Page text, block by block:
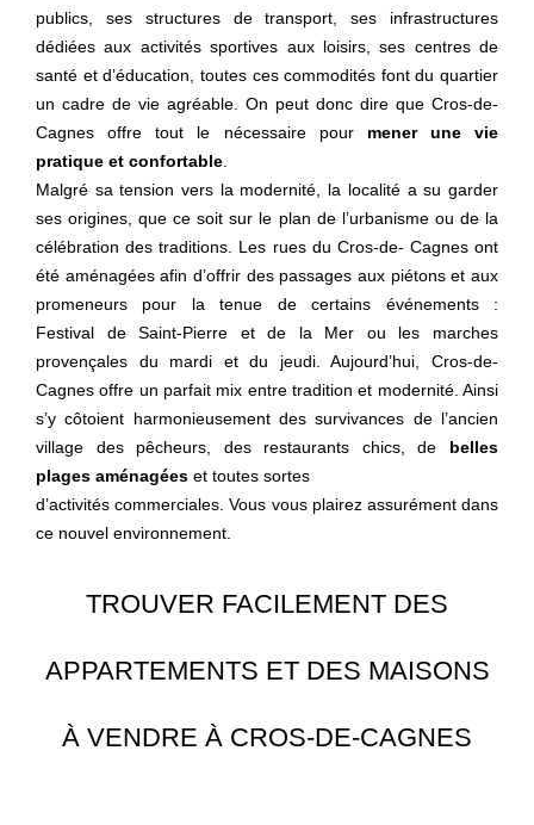
publics, ses structures de transport, ses infrastructures
dédiées aux activités sportives aux loisirs, ses centres de
santé et d’éducation, toutes ces commodités font du quartier
un cadre de vie agréable. On peut donc dire que Cros-de-
Cagnes offre tout le nécessaire pour mener une vie
pratique et confortable
Malgré sa tension vers la modernité, la localité a su garder
ses origines, que ce soit sur le plan de l’urbanisme ou de la
célébration des traditions. Les rues du Cros-de- Cagnes ont
été aménagées afin d’offrir des passages aux piétons et aux
promeneurs pour la tenue de certains événements :
Festival de Saint-Pierre et de la Mer ou les marches
provençales du mardi et du jeudi. Aujourd’hui, Cros-de-
Cagnes offre un parfait mix entre tradition et modernité. Ainsi
s’y côtoient harmonieusement des survivances de l’ancien
village des pêcheurs, des restaurants chics, de belles
plages aménagées et toutes sortes
d’activités commerciales. Vous vous plairez assurément dans
ce nouvel environnement.
TROUVER FACILEMENT DES
APPARTEMENTS ET DES MAISONS
À VENDRE À CROS-DE-CAGNES